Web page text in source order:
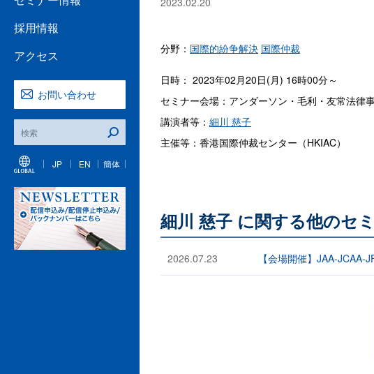
採用情報
アクセス
お問い合わせ
JP EN 簡体
分野： 国際的紛争解決 国際仲裁
日時： 2023年02月20日(月) 16時00分～
セミナー会場：アンダーソン・毛利・友常法
講演者等： 細川 慈子
主催等：香港国際仲裁センター（HKIAC）
細川 慈子 に関する他のセ
2026.07.23 【会場開催】JAA-